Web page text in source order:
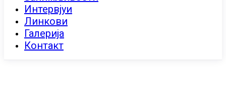
Интервјуи
Линкови
Галерија
Контакт